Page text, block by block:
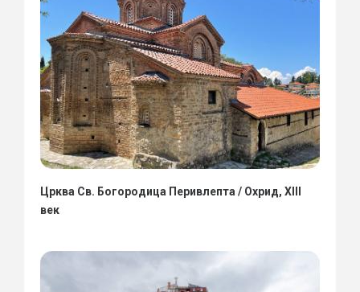
Црква Св. Богородица Перивлепта / Охрид, XIII
век